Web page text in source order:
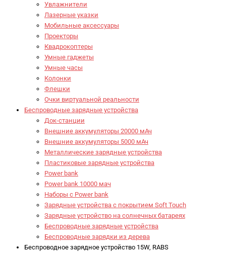
Увлажнители
Лазерные указки
Мобильные аксессуары
Проекторы
Квадрокоптеры
Умные гаджеты
Умные часы
Колонки
Флешки
Очки виртуальной реальности
Беспроводные зарядные устройства
Док-станции
Внешние аккумуляторы 20000 мАч
Внешние аккумуляторы 5000 мАч
Металлические зарядные устройства
Пластиковые зарядные устройства
Power bank
Power bank 10000 мач
Наборы с Power bank
Зарядные устройства с покрытием Soft Touch
Зарядные устройство на солнечных батареях
Беспроводные зарядные устройства
Беспроводные зарядки из дерева
Беспроводное зарядное устройство 15W, RABS